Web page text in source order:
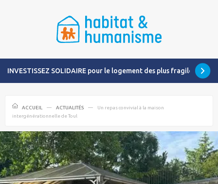
INVESTISSEZ SOLIDAIRE pour le logement des plus fragiles
ACCUEIL ACTUALITÉS
Un repas convivial à la maison
intergénérationnelle de Toul